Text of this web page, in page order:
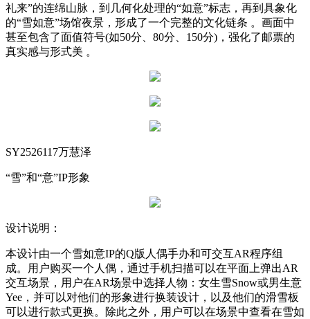
礼来”的连绵山脉，到几何化处理的“如意”标志，再到具象化
的“雪如意”场馆夜景，形成了一个完整的文化链条 。画面中
甚至包含了面值符号(如50分、80分、150分)，强化了邮票的
真实感与形式美 。
SY2526117万慧泽
“雪”和“意”IP形象
设计说明：
本设计由一个雪如意IP的Q版人偶手办和可交互AR程序组
成。用户购买一个人偶，通过手机扫描可以在平面上弹出AR
交互场景，用户在AR场景中选择人物：女生雪Snow或男生意
Yee，并可以对他们的形象进行换装设计，以及他们的滑雪板
可以进行款式更换。除此之外，用户可以在场景中查看在雪如